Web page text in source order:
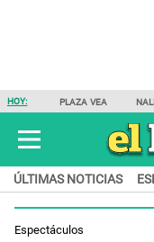
HOY: PLAZA VEA
ÚLTIMAS NOTICIAS
Espectáculos